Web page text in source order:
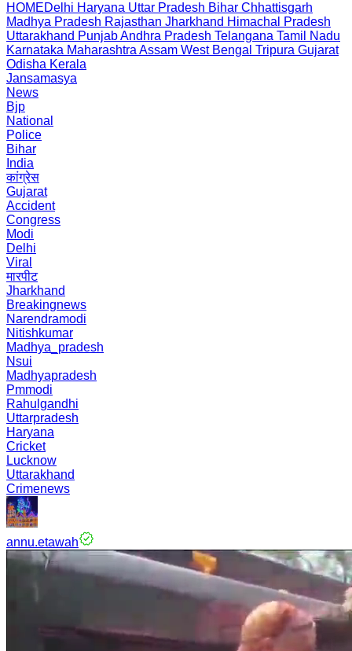
HOMEDelhi Haryana Uttar Pradesh Bihar Chhattisgarh
Madhya Pradesh Rajasthan Jharkhand Himachal Pradesh
Uttarakhand PunjabAndhra Pradesh Telangana Tamil Nadu
Karnataka Maharashtra Assam West Bengal Tripura Gujarat
Odisha Kerala
Jansamasya
News
Bjp
National
Police
Bihar
India
कांग्रेस
Gujarat
Accident
Congress
Modi
Delhi
Viral
मारपीट
Jharkhand
Breakingnews
Narendramodi
Nitishkumar
Madhya_pradesh
Nsui
Madhyapradesh
Pmmodi
Rahulgandhi
Uttarpradesh
Haryana
Cricket
Lucknow
Uttarakhand
Crimenews
annu.etawah